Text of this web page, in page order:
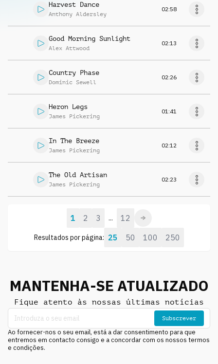
Harvest Dance
Anthony Aldersley
02:58
Good Morning Sunlight
Alex Attwood
02:13
Country Phase
Dominic Sewell
02:26
Heron Legs
James Pickering
01:41
In The Breeze
James Pickering
02:12
The Old Artisan
James Pickering
02:23
Resultados por página: 25 50 100 250
1 2 3 ... 12
MANTENHA-SE ATUALIZADO
Fique atento às nossas últimas notícias
Subscrever
Ao fornecer-nos o seu email, está a dar consentimento para que
entremos em contacto consigo e a concordar com os nossos termos
e condições.